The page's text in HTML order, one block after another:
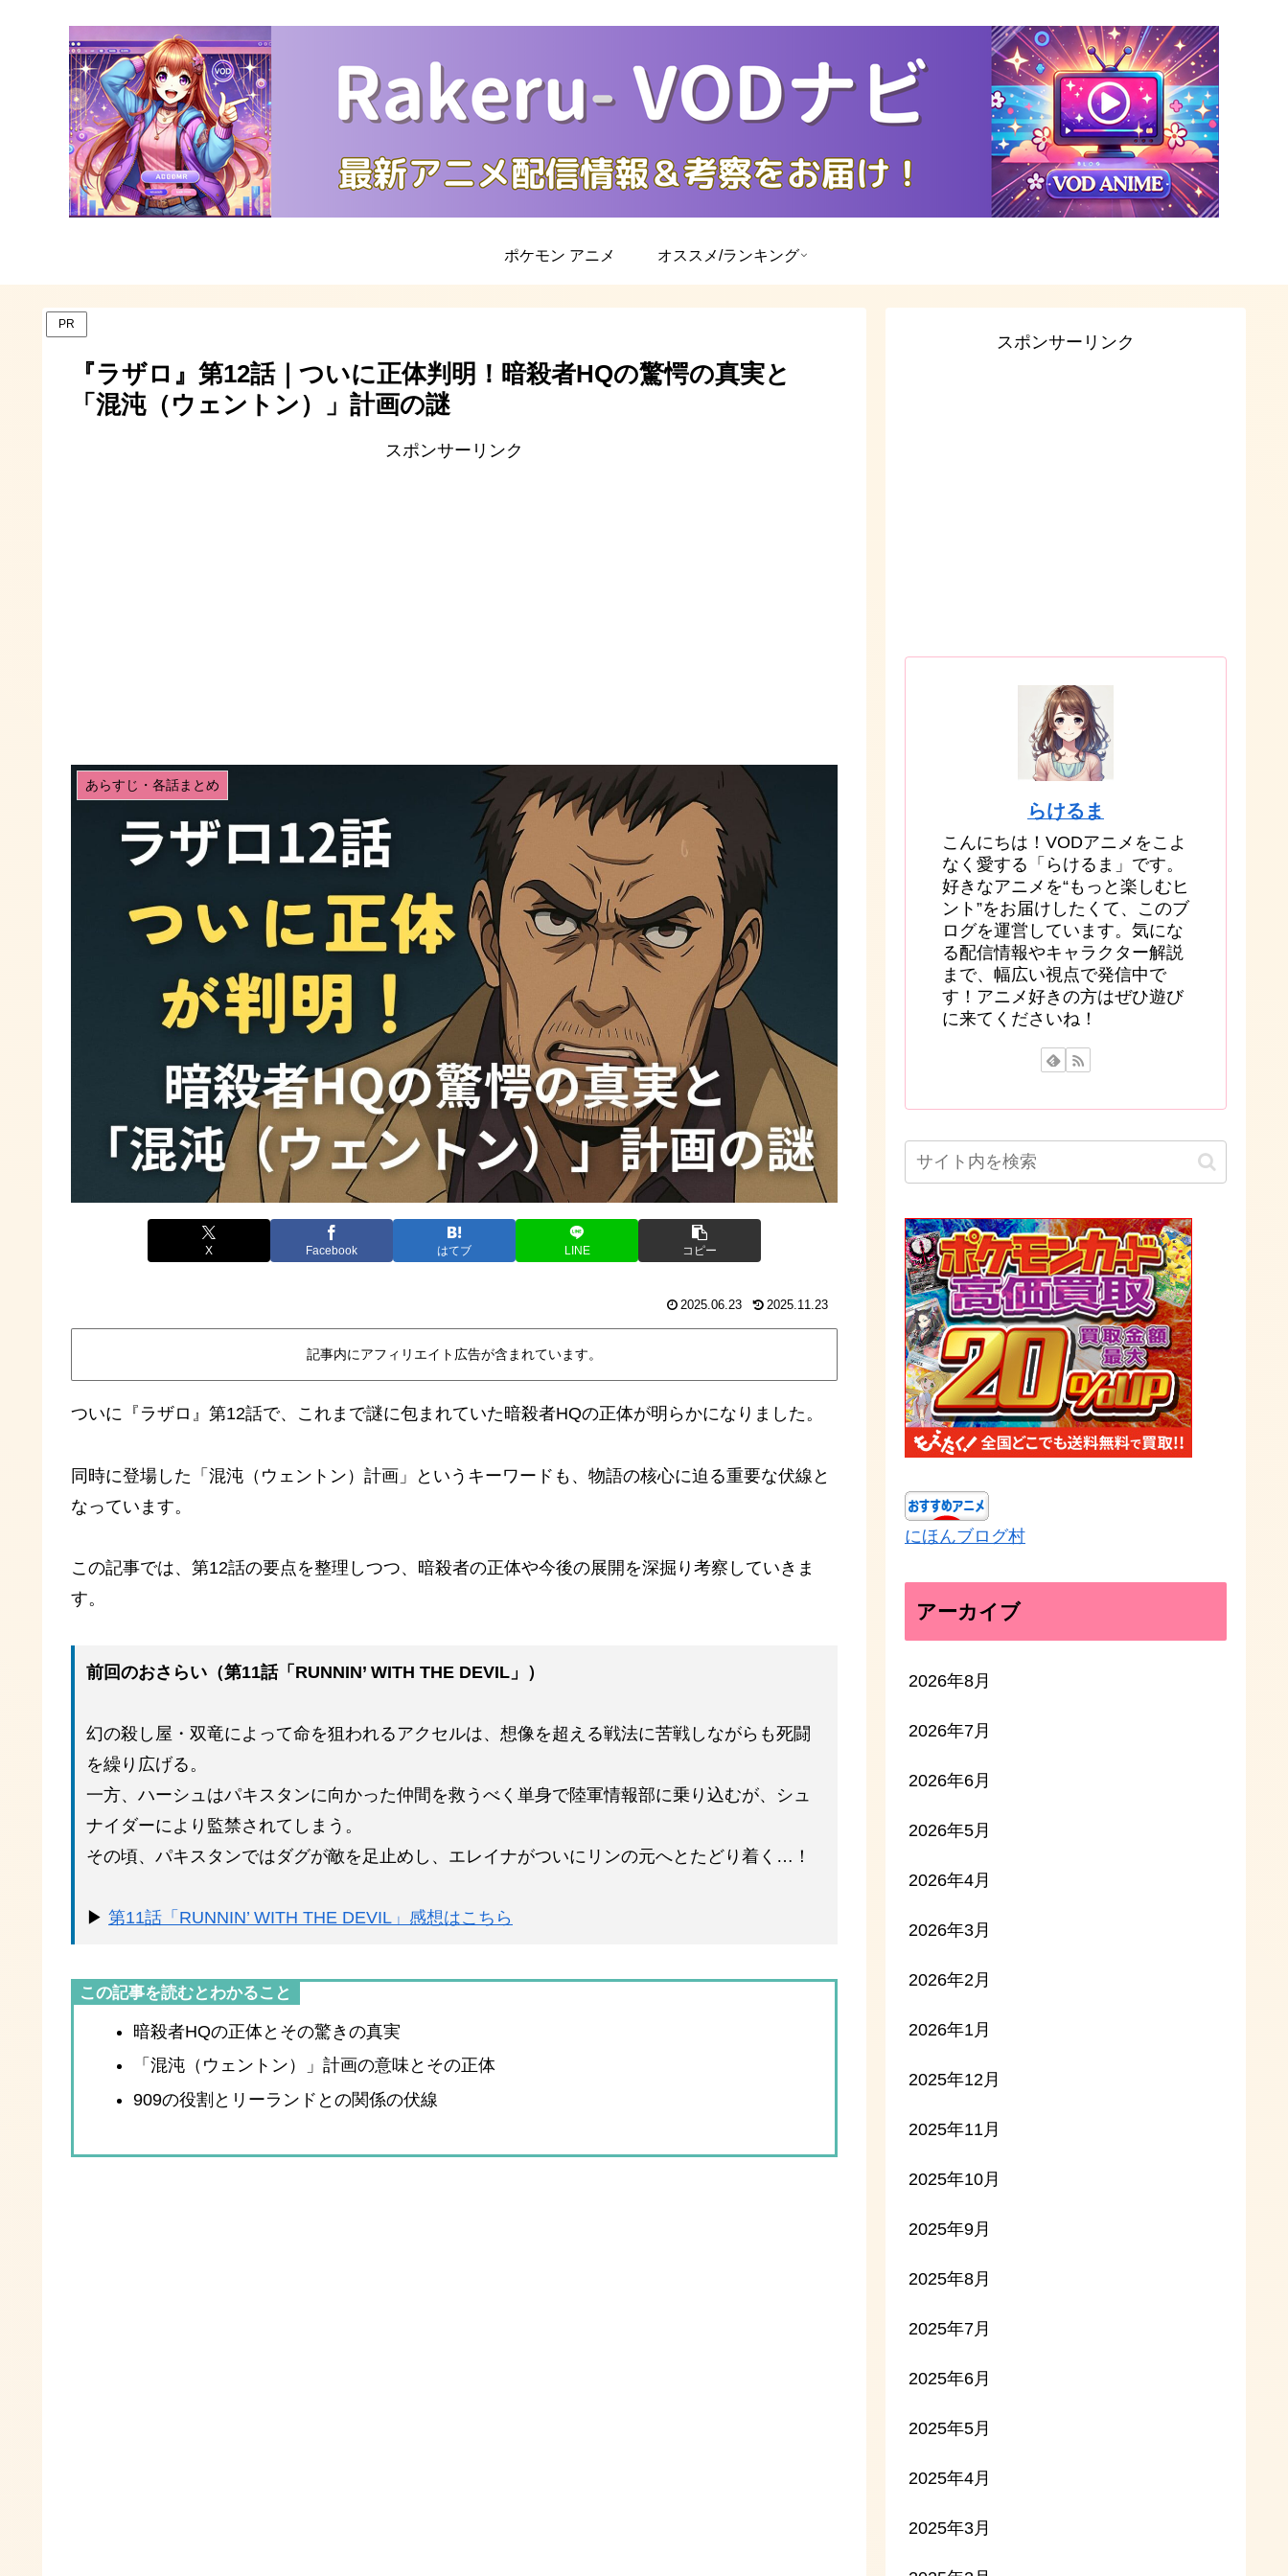
ポケモン アニメ オススメ/ランキング
PR
『ラザロ』第12話｜ついに正体判明！暗殺者HQの驚愕の真実と
「混沌（ウェントン）」計画の謎
スポンサーリンク
あらすじ・各話まとめ
X Facebook はてブ LINE コピー
2025.06.23 2025.11.23
記事内にアフィリエイト広告が含まれています。
ついに『ラザロ』第12話で、これまで謎に包まれていた暗殺者HQの正体が明らかになりました。
同時に登場した「混沌（ウェントン）計画」というキーワードも、物語の核心に迫る重要な伏線と
なっています。
この記事では、第12話の要点を整理しつつ、暗殺者の正体や今後の展開を深掘り考察していきま
す。
前回のおさらい（第11話「RUNNIN’ WITH THE DEVIL」）
幻の殺し屋・双竜によって命を狙われるアクセルは、想像を超える戦法に苦戦しながらも死闘
を繰り広げる。
一方、ハーシュはパキスタンに向かった仲間を救うべく単身で陸軍情報部に乗り込むが、シュ
ナイダーにより監禁されてしまう。
その頃、パキスタンではダグが敵を足止めし、エレイナがついにリンの元へとたどり着く…！
▶ 第11話「RUNNIN’ WITH THE DEVIL」感想はこちら
この記事を読むとわかること
暗殺者HQの正体とその驚きの真実
「混沌（ウェントン）」計画の意味とその正体
909の役割とリーランドとの関係の伏線
スポンサーリンク
らけるま
こんにちは！VODアニメをこよ
なく愛する「らけるま」です。
好きなアニメを“もっと楽しむヒ
ント”をお届けしたくて、このブ
ログを運営しています。気にな
る配信情報やキャラクター解説
まで、幅広い視点で発信中で
す！アニメ好きの方はぜひ遊び
に来てくださいね！
にほんブログ村
アーカイブ
2026年8月
2026年7月
2026年6月
2026年5月
2026年4月
2026年3月
2026年2月
2026年1月
2025年12月
2025年11月
2025年10月
2025年9月
2025年8月
2025年7月
2025年6月
2025年5月
2025年4月
2025年3月